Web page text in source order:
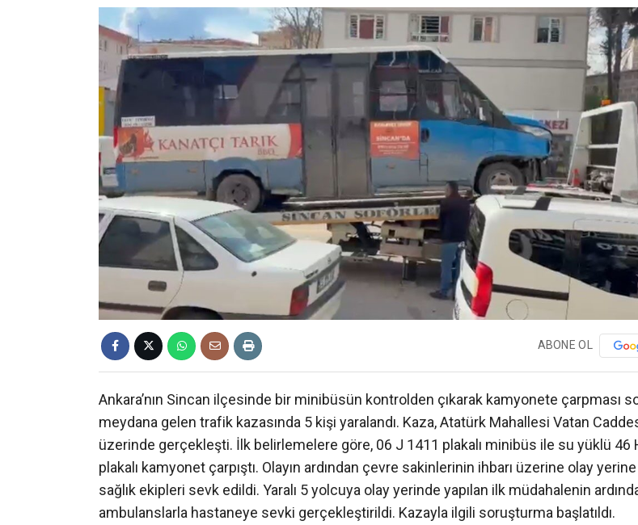
ABONE OL
Ankara’nın Sincan ilçesinde bir minibüsün kontrolden çıkarak kamyonete çarpması
meydana gelen trafik kazasında 5 kişi yaralandı. Kaza, Atatürk Mahallesi Vatan
üzerinde gerçekleşti. İlk belirlemelere göre, 06 J 1411 plakalı minibüs ile su yüklü 46
plakalı kamyonet çarpıştı. Olayın ardından çevre sakinlerinin ihbarı üzerine olay
sağlık ekipleri sevk edildi. Yaralı 5 yolcuya olay yerinde yapılan ilk müdahalenin
ambulanslarla hastaneye sevki gerçekleştirildi. Kazayla ilgili soruşturma başlatıldı.